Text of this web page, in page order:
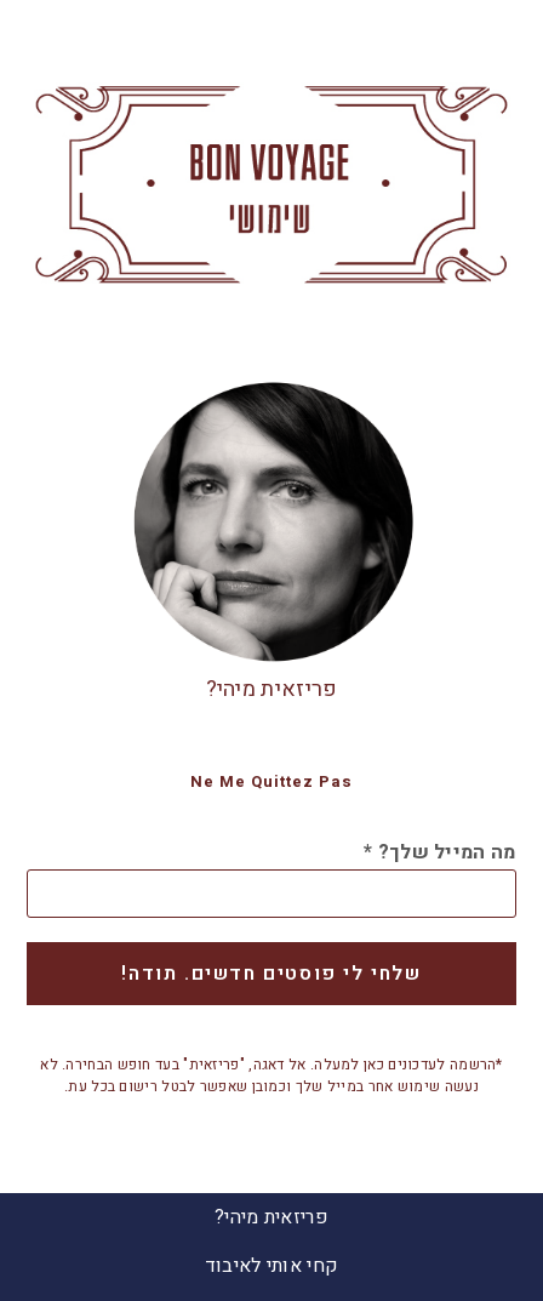
פריזאית מיהי?
Ne Me Quittez Pas
מה המייל שלך? *
*הרשמה לעדכונים כאן למעלה. אל דאגה, "פריזאית" בעד חופש הבחירה. לא
נעשה שימוש אחר במייל שלך וכמובן שאפשר לבטל רישום בכל עת.
פריזאית מיהי?
קחי אותי לאיבוד